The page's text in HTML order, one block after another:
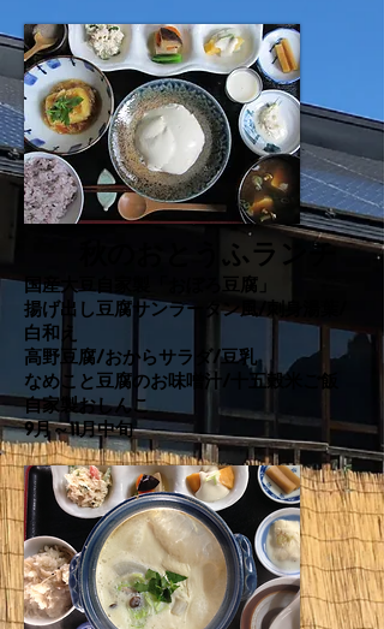
秋のおとうふランチ
国産大豆自家製「おぼろ豆腐」
揚げ出し豆腐サンラータン風/刺身湯葉/
白和え
高野豆腐/おからサラダ/豆乳
なめこと豆腐のお味噌汁/
十五穀米ご飯
自家製おしんこ
​9月～11月中旬